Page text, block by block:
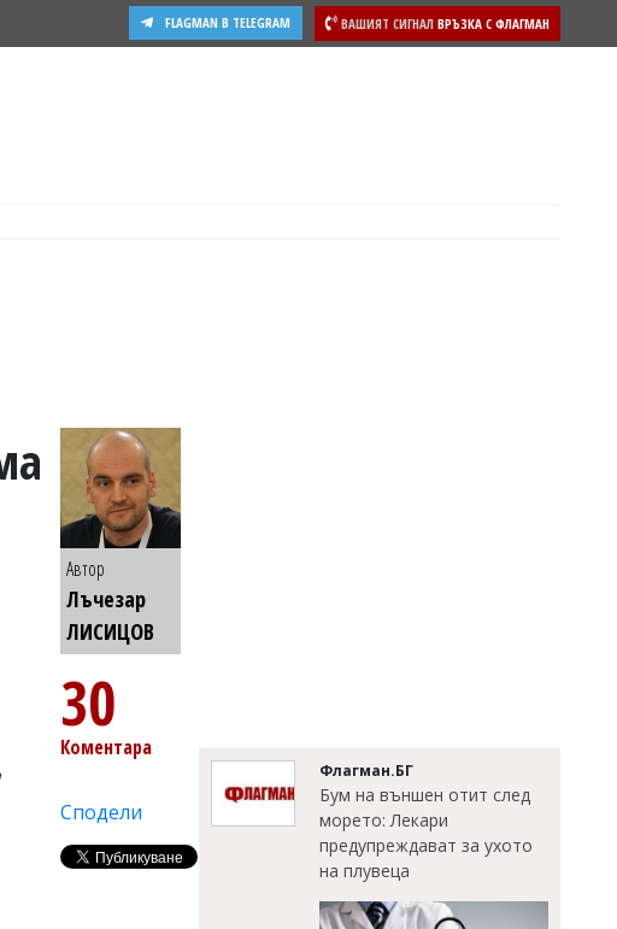
ВАШИЯТ СИГНАЛ ВРЪЗКА С ФЛАГМАН
FLAGMAN В TELEGRAM
Автор
Лъчезар
ЛИСИЦОВ
30
Коментара
Сподели
Флагман.БГ
Бум на външен отит след
морето: Лекари
предупреждават за ухото
на плувеца